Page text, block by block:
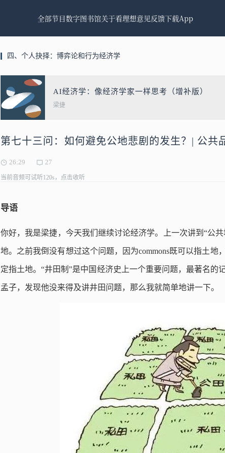
全部节目数字图书馆关于看理想意见反馈下载App
四、个人抉择：博弈论和行为经济学
AI经济学：像经济学家一样思考（增补版）
梁捷
第七十三问：如何避免公地悲剧的发生？| 公共
26:29 27
当前音频可试听120s，点击收听
导语
你好，我是梁捷，今天我们继续讨论经济学。上一次讲到“公
地。之前我倒没有想过这个问题，因为commons既可以指土
定指土地。“井田制”是中国经济史上一个重要问题，最著名
孟子，发现他没来得及讲井田问题，那么我就简单地讲一下。